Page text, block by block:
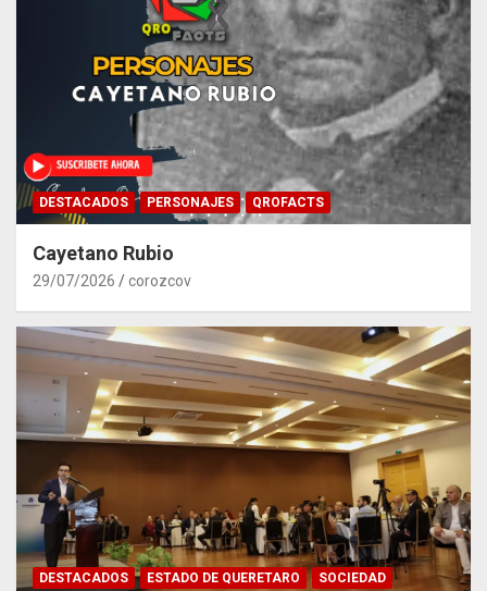
DESTACADOS PERSONAJES QROFACTS
Cayetano Rubio
29/07/2026 corozcov
DESTACADOS ESTADO DE QUERETARO SOCIEDAD